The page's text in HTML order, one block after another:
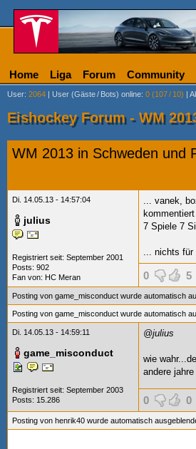
Home Liga Forum Community
User: 2064 | User (Gäste/ Bots) online: 0 (107/ 10) |
Eishockey Forum - WM
WM 2013 in Schweden und
Di. 14.05.13 - 14:57:04
julius
Registriert seit: September 2001
Posts: 902
Fan von: HC Meran
... vanek,
7 Spiele 7
... nichts für
0 5
Posting von game_misconduct wurde automatisch
Posting von game_misconduct wurde automatisch
Di. 14.05.13 - 14:59:11
game_misconduct
Registriert seit: September 2003
Posts: 15.286
@julius
wie
andere jahre
0 0
Posting von henrik40 wurde automatisch